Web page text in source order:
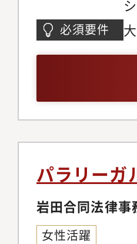
必須要件
パラリーガ
岩田合同法律事
女性活躍